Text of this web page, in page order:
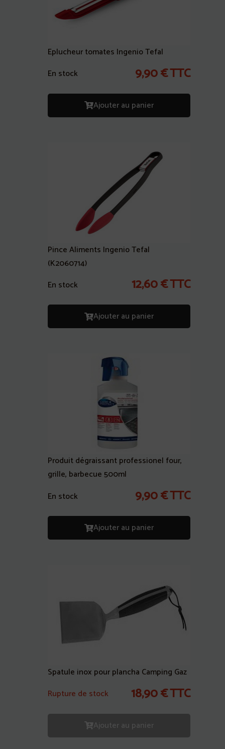
Eplucheur tomates Ingenio Tefal
En stock
9,90€TTC
Ajouter au panier
Pince Aliments Ingenio Tefal
(K2060714)
En stock
12,60€TTC
Ajouter au panier
Produit dégraissant professionel four,
grille, barbecue 500ml
En stock
9,90€TTC
Ajouter au panier
Spatule inox pour plancha Camping Gaz
Rupture de stock
18,90€TTC
Ajouter au panier